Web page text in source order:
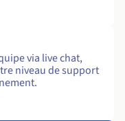
via live chat,
niveau de support